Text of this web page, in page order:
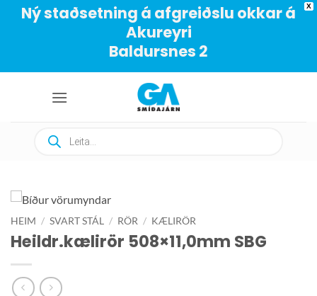
X
Ný staðsetning á afgreiðslu okkar á
Akureyri
Baldursnes 2
search
HEIM / SVART STÁL / RÖR / KÆLIRÖR
Heildr.kælirör 508×11,0mm SBG